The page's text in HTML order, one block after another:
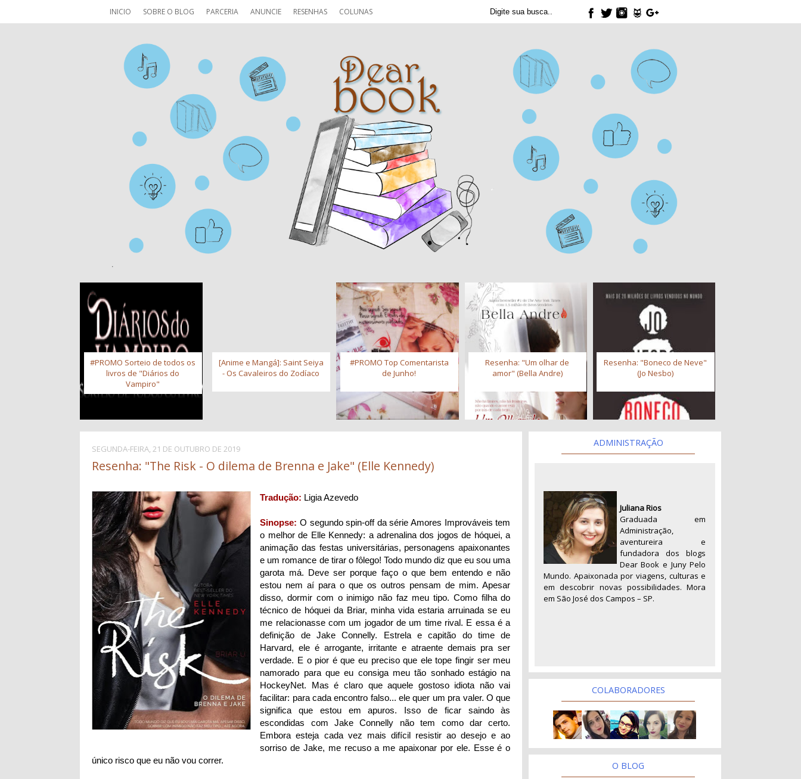
INICIO SOBRE O BLOG PARCERIA ANUNCIE RESENHAS COLUNAS
#PROMO Sorteio de todos os
livros de "Diários do
Vampiro"
[Anime e Mangá]: Saint Seiya
- Os Cavaleiros do Zodíaco
#PROMO Top Comentarista
de Junho!
Resenha: "Um olhar de
amor" (Bella Andre)
Resenha: "Boneco de Neve"
(Jo Nesbo)
SEGUNDA-FEIRA, 21 DE OUTUBRO DE 2019
Resenha: "The Risk - O dilema de Brenna e Jake" (Elle Kennedy)
Tradução: Ligia Azevedo
Sinopse: O segundo spin-off da série Amores Improváveis tem
o melhor de Elle Kennedy: a adrenalina dos jogos de hóquei, a
animação das festas universitárias, personagens apaixonantes
e um romance de tirar o fôlego! Todo mundo diz que eu sou uma
garota má. Deve ser porque faço o que bem entendo e não
estou nem aí para o que os outros pensam de mim. Apesar
disso, dormir com o inimigo não faz meu tipo. Como filha do
técnico de hóquei da Briar, minha vida estaria arruinada se eu
me relacionasse com um jogador de um time rival. E essa é a
definição de Jake Connelly. Estrela e capitão do time de
Harvard, ele é arrogante, irritante e atraente demais pra ser
verdade. E o pior é que eu preciso que ele tope fingir ser meu
namorado para que eu consiga meu tão sonhado estágio na
HockeyNet. Mas é claro que aquele gostoso idiota não vai
facilitar: para cada encontro falso... ele quer um pra valer. O que
significa que estou em apuros. Isso de ficar saindo às
escondidas com Jake Connelly não tem como dar certo.
Embora esteja cada vez mais difícil resistir ao desejo e ao
sorriso de Jake, me recuso a me apaixonar por ele. Esse é o
único risco que eu não vou correr.
ADMINISTRAÇÃO
Juliana Rios
Graduada em
Administração,
aventureira e
fundadora dos blogs
Dear Book e Juny Pelo
Mundo. Apaixonada por viagens, culturas e
em descobrir novas possibilidades. Mora
em São José dos Campos – SP.
COLABORADORES
O BLOG